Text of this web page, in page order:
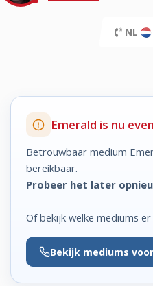
NL
Emerald is nu
Betrouwbaar medium
bereikbaar.
Probeer het later
Of bekijk welke mediums
Bekijk mediums